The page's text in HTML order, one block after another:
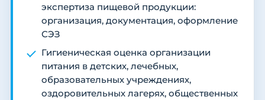
экспертиза пищевой продукции:
организация, документация, оформление
СЭЗ
Гигиеническая оценка организации
питания в детских, лечебных,
образовательных учреждениях,
оздоровительных лагерях, общественных